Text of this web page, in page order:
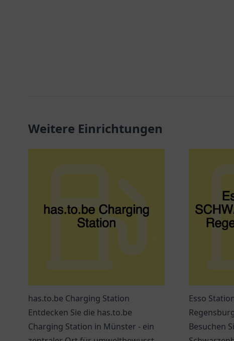
Weitere Einrichtungen
has.to.be Charging Station
Entdecken Sie die has.to.be
Charging Station in Münster - ein
Esso
Besuchen